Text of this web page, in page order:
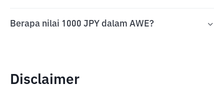
Berapa nilai 1000 JPY dalam AWE?
Disclaimer